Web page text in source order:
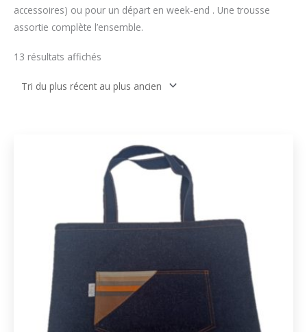
accessoires) ou pour un départ en week-end . Une trousse
assortie complète l’ensemble.
13 résultats affichés
récent
au